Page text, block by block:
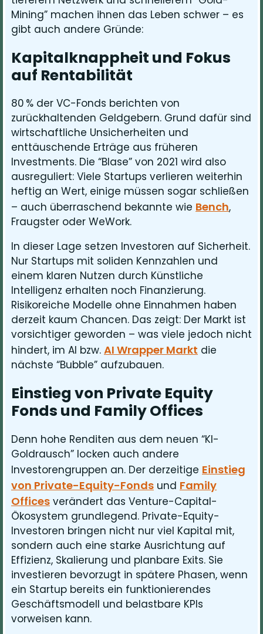
Mining” machen ihnen das Leben schwer – es
gibt auch andere Gründe:
Kapitalknappheit und Fokus
auf Rentabilität
80 % der VC-Fonds berichten von
zurückhaltenden Geldgebern. Grund dafür sind
wirtschaftliche Unsicherheiten und
enttäuschende Erträge aus früheren
Investments. Die “Blase” von 2021 wird also
ausreguliert: Viele Startups verlieren weiterhin
heftig an Wert, einige müssen sogar schließen
– auch überraschend bekannte wie Bench,
Fraugster oder WeWork.
In dieser Lage setzen Investoren auf Sicherheit.
Nur Startups mit soliden Kennzahlen und
einem klaren Nutzen durch Künstliche
Intelligenz erhalten noch Finanzierung.
Risikoreiche Modelle ohne Einnahmen haben
derzeit kaum Chancen. Das zeigt: Der Markt ist
vorsichtiger geworden – was viele jedoch nicht
hindert, im AI bzw. AI Wrapper Markt die
nächste “Bubble” aufzubauen.
Einstieg von Private Equity
Fonds und Family Offices
Denn hohe Renditen aus dem neuen “KI-
Goldrausch” locken auch andere
Investorengruppen an. Der derzeitige Einstieg
von Private-Equity-Fonds und Family
Offices verändert das Venture-Capital-
Ökosystem grundlegend. Private-Equity-
Investoren bringen nicht nur viel Kapital mit,
sondern auch eine starke Ausrichtung auf
Effizienz, Skalierung und planbare Exits. Sie
investieren bevorzugt in spätere Phasen, wenn
ein Startup bereits ein funktionierendes
Geschäftsmodell und belastbare KPIs
vorweisen kann.